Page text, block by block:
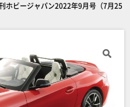
ビージャパン2022年9月号（7月25